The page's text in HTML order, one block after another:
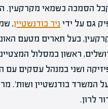
הסמכה כשמאי מקרקעין.
גם על ידי ניר בודנשטיין,
בעל תארים מטעם
ראשון במסלול
ושני במנהל עסקים עם
המשרד בודנשטיין ושות'.
לרון.